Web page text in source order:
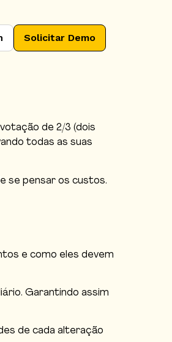
Solicitar Demo
de 2/3 (dois
todas as suas
se pensar os custos.
e como eles devem
Garantindo assim
de cada alteração